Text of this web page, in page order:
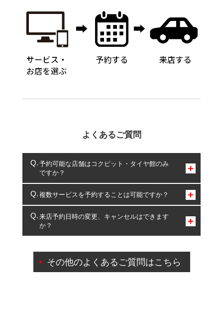
よくあるご質問
予約可能な店舗はコクピット・タイヤ館のみ
ですか？
コクピット・タイヤ館のみとなります。
複数サービスを予約することは可能ですか？
複数サービスのご予約は可能です。
一部の商品・サービスの組み合わせに限り、同時にご予約が
出来ないものもございます。
来店予約日時の変更、キャンセルはできます
か？
ご来店予約日の3営業日前を過ぎている場合のご予約
の日時変更につきましては、直接ご予約の店舗まで
その他のよくあるご質問はこちら